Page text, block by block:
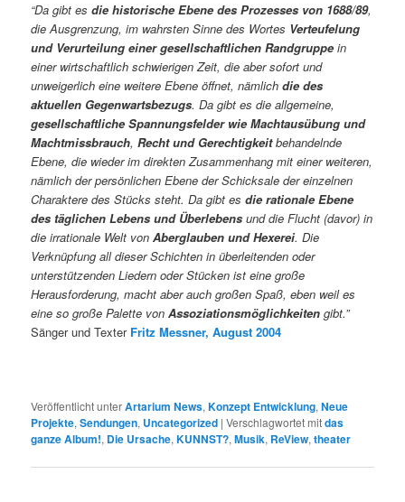
“Da gibt esdie historische Ebene des Prozesses von 1688/89,
die Ausgrenzung, im wahrsten Sinne des Wortes Verteufelung
und Verurteilung einer gesellschaftlichen Randgruppe in
einer wirtschaftlich schwierigen Zeit, die aber sofort und
unweigerlich eine weitere Ebene öffnet, nämlichdie des
aktuellen Gegenwartsbezugs. Da gibt es die allgemeine,
gesellschaftliche Spannungsfelder wie Machtausübung und
Machtmissbrauch,Recht und Gerechtigkeitbehandelnde
Ebene, die wieder im direkten Zusammenhang mit einer weiteren,
nämlich der persönlichen Ebene der Schicksale der einzelnen
Charaktere des Stücks steht. Da gibt esdie rationale Ebene
des täglichen Lebens und Überlebens und die Flucht (davor) in
die irrationale Welt vonAberglauben und Hexerei. Die
Verknüpfung all dieser Schichten in überleitenden oder
unterstützenden Liedern oder Stücken ist eine große
Herausforderung, macht aber auch großen Spaß, eben weil es
eine so große Palette vonAssoziationsmöglichkeiten gibt.”
Sänger und Texter Fritz Messner, August 2004
Veröffentlicht unterArtarium News,Konzept Entwicklung,Neue
Projekte,Sendungen, Uncategorized |Verschlagwortet mitdas
ganze Album!, Die Ursache,KUNNST?,Musik, ReView,theater